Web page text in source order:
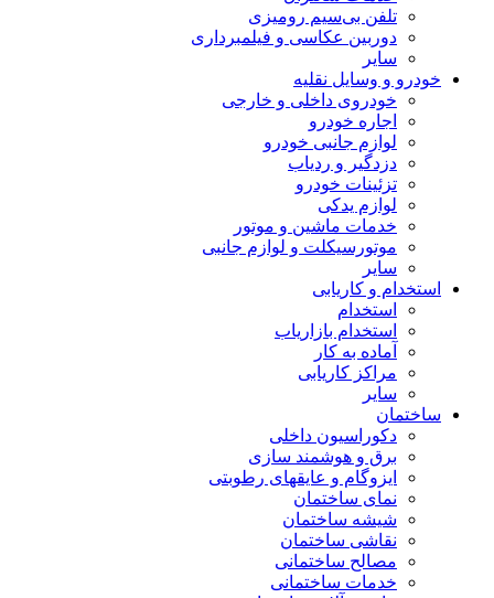
تلفن بی‌سیم رومیزی
دوربین عکاسی و فیلمبرداری
سایر
خودرو و وسایل نقلیه
خودروی داخلی و خارجی
اجاره خودرو
لوازم جانبی خودرو
دزدگیر و ردیاب
تزئینات خودرو
لوازم یدکی
خدمات ماشین و موتور
موتورسیکلت و لوازم جانبی
سایر
استخدام و کاریابی
استخدام
استخدام بازاریاب
آماده به کار
مراکز کاریابی
سایر
ساختمان
دکوراسیون داخلی
برق و هوشمند سازی
ایزوگام و عایقهای رطوبتی
نمای ساختمان
شیشه ساختمان
نقاشی ساختمان
مصالح ساختمانی
خدمات ساختمانی